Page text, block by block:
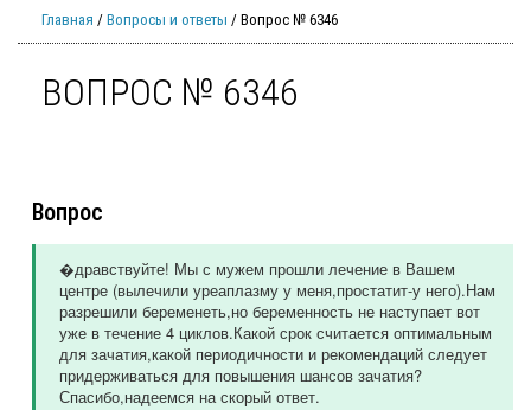
Главная / Вопросы и ответы / Вопрос № 6346
ВОПРОС № 6346
Вопрос
�дравствуйте! Мы с мужем прошли лечение в Вашем
центре (вылечили уреаплазму у меня,простатит-у него).Нам
разрешили беременеть,но беременность не наступает вот
уже в течение 4 циклов.Какой срок считается оптимальным
для зачатия,какой периодичности и рекомендаций следует
придерживаться для повышения шансов зачатия?
Спасибо,надеемся на скорый ответ.